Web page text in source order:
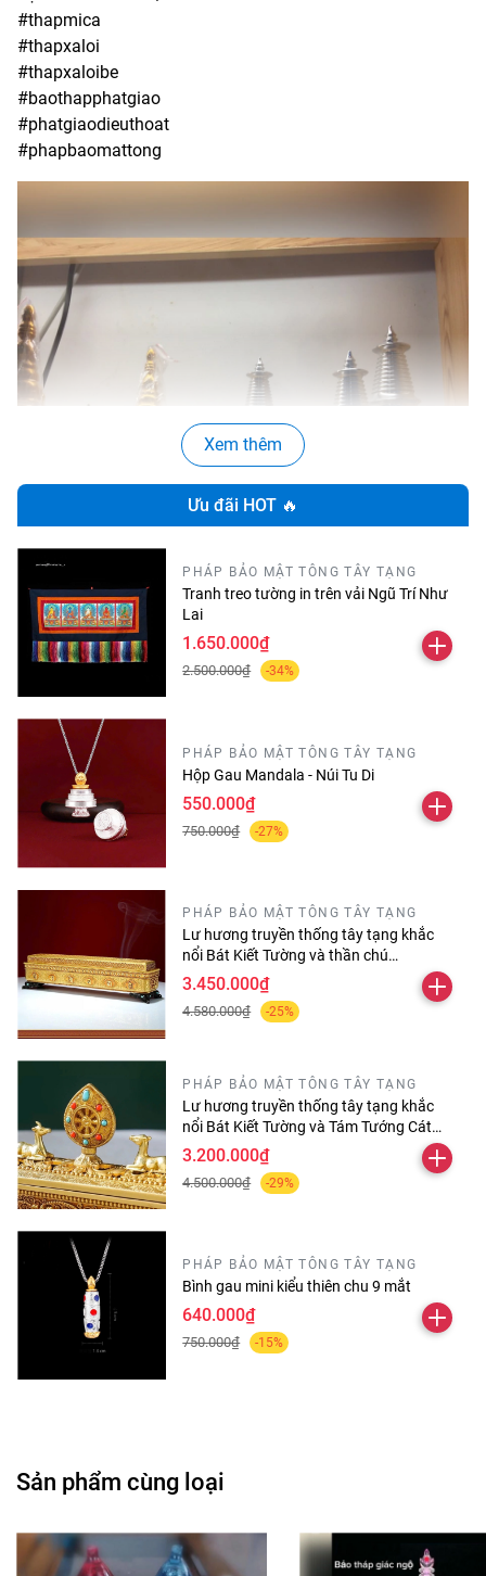
#thapmica
#thapxaloi
#thapxaloibe
#baothapphatgiao
#phatgiaodieuthoat
#phapbaomattong
Xem thêm
Ưu đãi HOT 🔥
PHÁP BẢO MẬT TÔNG TÂY TẠNG
Tranh treo tường in trên vải Ngũ Trí Như
Lai
1.650.000₫
2.500.000₫ -34%
PHÁP BẢO MẬT TÔNG TÂY TẠNG
Hộp Gau Mandala - Núi Tu Di
550.000₫
750.000₫ -27%
PHÁP BẢO MẬT TÔNG TÂY TẠNG
Lư hương truyền thống tây tạng khắc
nổi Bát Kiết Tường và thần chú
Omanipadmehums dài 30 cm
3.450.000₫
4.580.000₫ -25%
PHÁP BẢO MẬT TÔNG TÂY TẠNG
Lư hương truyền thống tây tạng khắc
nổi Bát Kiết Tường và Tám Tướng Cát
Tường
3.200.000₫
4.500.000₫ -29%
PHÁP BẢO MẬT TÔNG TÂY TẠNG
Bình gau mini kiểu thiên chu 9 mắt
640.000₫
750.000₫ -15%
Sản phẩm cùng loại